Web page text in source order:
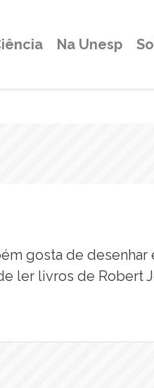
Na Unesp
gosta de
ler livros de Robert